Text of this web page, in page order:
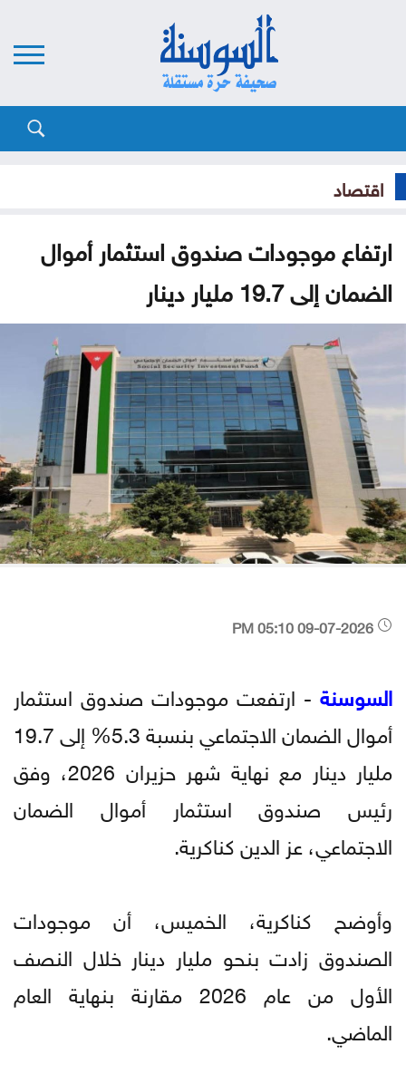
اقتصاد
ارتفاع موجودات صندوق استثمار أموال
الضمان إلى 19.7 مليار دينار
السوسنة - ارتفعت موجودات صندوق استثمار
أموال الضمان الاجتماعي بنسبة 5.3% إلى 19.7
مليار دينار مع نهاية شهر حزيران 2026، وفق
رئيس صندوق استثمار أموال الضمان
الاجتماعي، عز الدين كناكرية.
وأوضح كناكرية، الخميس، أن موجودات
الصندوق زادت بنحو مليار دينار خلال النصف
الأول من عام 2026 مقارنة بنهاية العام
الماضي.